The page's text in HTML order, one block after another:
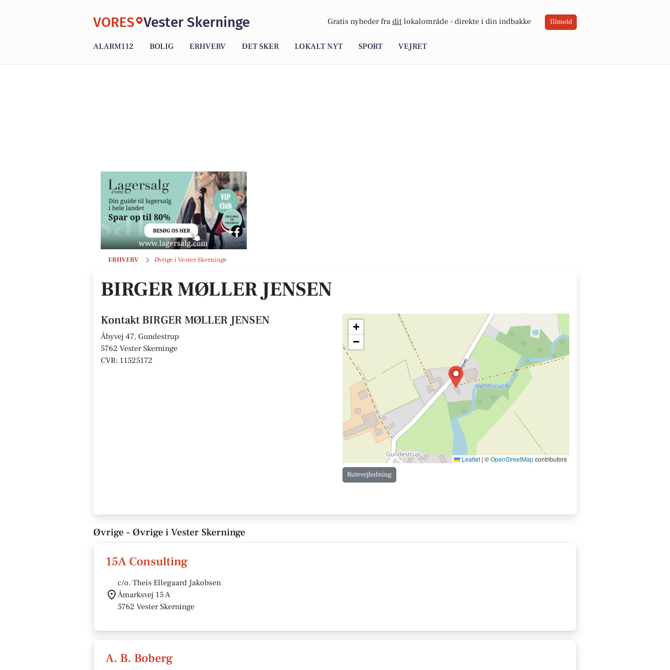
VORES Vester Skerninge Gratis nyheder fra dit lokalområde - direkte i din indbakke Tilmeld
ALARM112 BOLIG ERHVERV DET SKER LOKALT NYT SPORT VEJRET
ERHVERV Øvrige i Vester Skerninge
BIRGER MØLLER JENSEN
BIRGER MØLLER JENSEN
Kontakt BIRGER MØLLER JENSEN
Åbyvej 47, Gundestrup
5762 Vester Skerninge
CVR: 11525172
+
−
Leaflet | ©OpenStreetMapcontributors
Rutevejledning
Øvrige - Øvrige i Vester Skerninge
15A Consulting
c/o. Theis Ellegaard Jakobsen
Åmarksvej 15 A
5762 Vester Skerninge
A. B. Boberg